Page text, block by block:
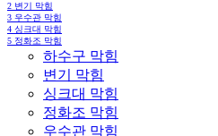
2 변기 막힘
3 우수관 막힘
4 싱크대 막힘
5 정화조 막힘
하수구 막힘
변기 막힘
싱크대 막힘
정화조 막힘
우수관 막힘